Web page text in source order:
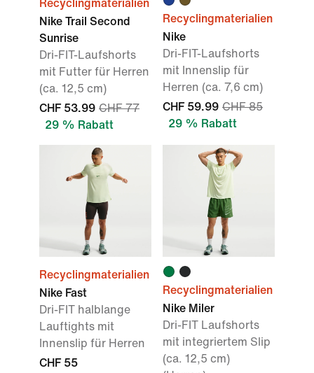
Recyclingmaterialien
Nike Trail Second
Sunrise
Dri-FIT-Laufshorts
mit Futter für Herren
(ca. 12,5 cm)
CHF 53.99 CHF 77
29 % Rabatt
Recyclingmaterialien
Nike
Dri-FIT-Laufshorts
mit Innenslip für
Herren (ca. 7,6 cm)
CHF 59.99 CHF 85
29 % Rabatt
Recyclingmaterialien
Nike Fast
Dri-FIT halblange
Lauftights mit
Innenslip für Herren
CHF 55
Recyclingmaterialien
Nike Miler
Dri-FIT Laufshorts
mit integriertem Slip
(ca. 12,5 cm)